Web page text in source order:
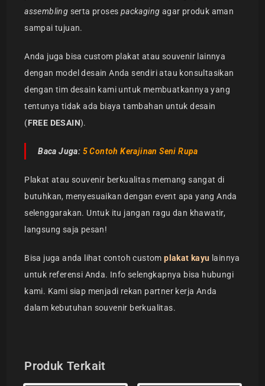
assembling serta proses packaging agar produk aman
sampai tujuan.
Anda juga bisa custom plakat atau souvenir lainnya
dengan model desain Anda sendiri atau konsultasikan
dengan tim desain kami untuk membuatkannya yang
tentunya tidak ada biaya tambahan untuk desain
(FREE DESAIN).
Baca Juga: 5 Contoh Kerajinan Seni Rupa
Plakat atau souvenir berkualitas memang sangat di
butuhkan, menyesuaikan dengan event apa yang Anda
selenggarakan. Untuk itu jangan ragu dan khawatir,
langsung saja pesan!
Bisa juga anda lihat contoh customplakat kayu lainnya
untuk referensi Anda. Info selengkapnya bisa hubungi
kami. Kami siap menjadi rekan partner kerja Anda
dalam kebutuhan souvenir berkualitas.
Produk Terkait